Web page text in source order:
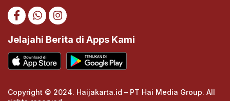
Jelajahi Berita di Apps Kami
Copyright © 2024. Haijakarta.id – PT Hai Media Group. All